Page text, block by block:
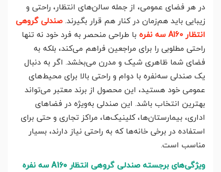
در هر فضای عمومی، از جمله سالن‌های انتظار، راحتی و
زیبایی باید هم‌زمان در کنار هم قرار بگیرند. صندلی گروهی
انتظار A160 سه نفره
با طراحی منحصر به فرد خود نه تنها
راحتی مطلوبی را برای مراجعین فراهم می‌کند، بلکه به
فضای شما ظاهری شیک و مدرن می‌بخشد. اگر به دنبال
یک صندلی سه‌نفره با دوام و راحتی بالا برای محیط‌های
عمومی خود هستید، این محصول از برند معتبر می‌تواند
بهترین انتخاب باشد. این صندلی به‌ویژه در فضاهای
اداری، بیمارستان‌ها، کلینیک‌ها، مراکز تجاری و حتی برای
استفاده در برخی خانه‌ها که به راحتی نیاز دارند، بسیار
مناسب است.
ویژگی‌های برجسته صندلی گروهی انتظار A160 سه نفره